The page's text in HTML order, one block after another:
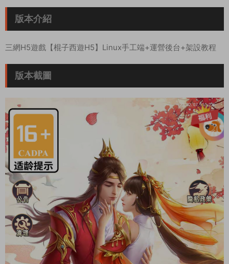
版本介紹
三網H5遊戲【棍子西遊H5】Linux手工端+運營後台+架設教程
版本截圖